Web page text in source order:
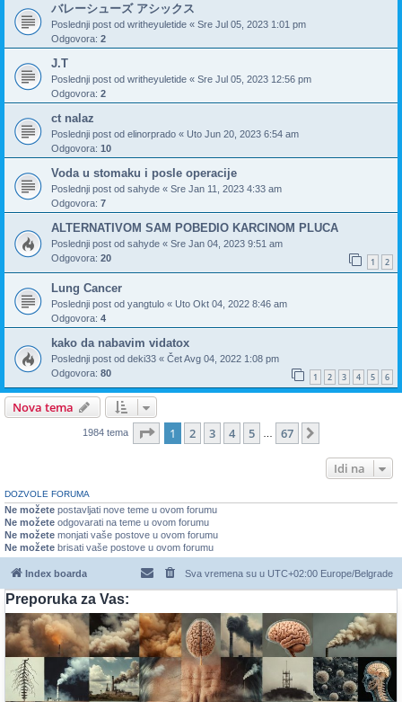
バレーシューズ アシックス
Poslednji post od writheyuletide « Sre Jul 05, 2023 1:01 pm
Odgovora: 2
J.T
Poslednji post od writheyuletide « Sre Jul 05, 2023 12:56 pm
Odgovora: 2
ct nalaz
Poslednji post od elinorprado « Uto Jun 20, 2023 6:54 am
Odgovora: 10
Voda u stomaku i posle operacije
Poslednji post od sahyde « Sre Jan 11, 2023 4:33 am
Odgovora: 7
ALTERNATIVOM SAM POBEDIO KARCINOM PLUCA
Poslednji post od sahyde « Sre Jan 04, 2023 9:51 am
Odgovora: 20 1 2
Lung Cancer
Poslednji post od yangtulo « Uto Okt 04, 2022 8:46 am
Odgovora: 4
kako da nabavim vidatox
Poslednji post od deki33 « Čet Avg 04, 2022 1:08 pm
Odgovora: 80 1 2 3 4 5 6
Nova tema
1984 tema Stranica 1od67
1 2 3 4 5 67
Idi na
DOZVOLE FORUMA
Ne možete postavljati nove teme u ovom forumu
Ne možete odgovarati na teme u ovom forumu
Ne možete monjati vaše postove u ovom forumu
Ne možete brisati vaše postove u ovom forumu
Index boarda Sva vremena su u UTC+02:00 Europe/Belgrade
Preporuka za Vas: